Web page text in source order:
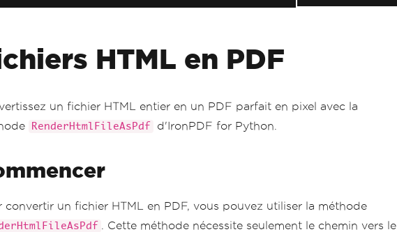
HTML en PDF
un fichier HTML entier en un PDF parfait en pixel avec la
RenderHtmlFileAsPdf d'IronPDF for Python.
convertir un fichier HTML en PDF, vous pouvez utiliser la méthode
. Cette méthode nécessite seulement le chemin vers le